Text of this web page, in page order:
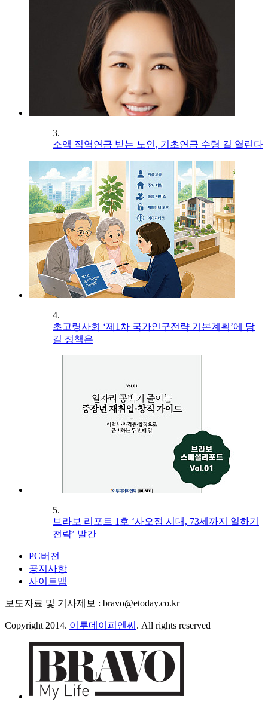
3.
소액 직역연금 받는 노인, 기초연금 수령 길 열린다
4.
초고령사회 ‘제1차 국가인구전략 기본계획’에 담
길 정책은
5.
브라보 리포트 1호 ‘사오정 시대, 73세까지 일하기
전략’ 발간
PC버전
공지사항
사이트맵
보도자료 및 기사제보 : bravo@etoday.co.kr
Copyright 2014. 이투데이피엔씨 . All rights reserved